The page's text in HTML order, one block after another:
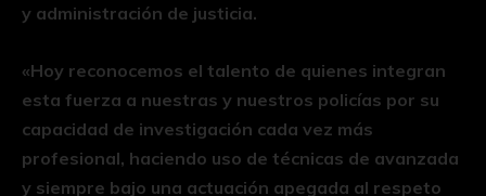
y administración de justicia.
«Hoy reconocemos el talento de quienes integran
esta fuerza a nuestras y nuestros policías por su
capacidad de investigación cada vez más
profesional, haciendo uso de técnicas de avanzada
y siempre bajo una actuación apegada al respeto